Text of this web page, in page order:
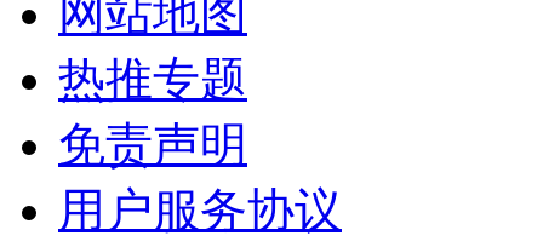
网站地图
热推专题
免责声明
用户服务协议